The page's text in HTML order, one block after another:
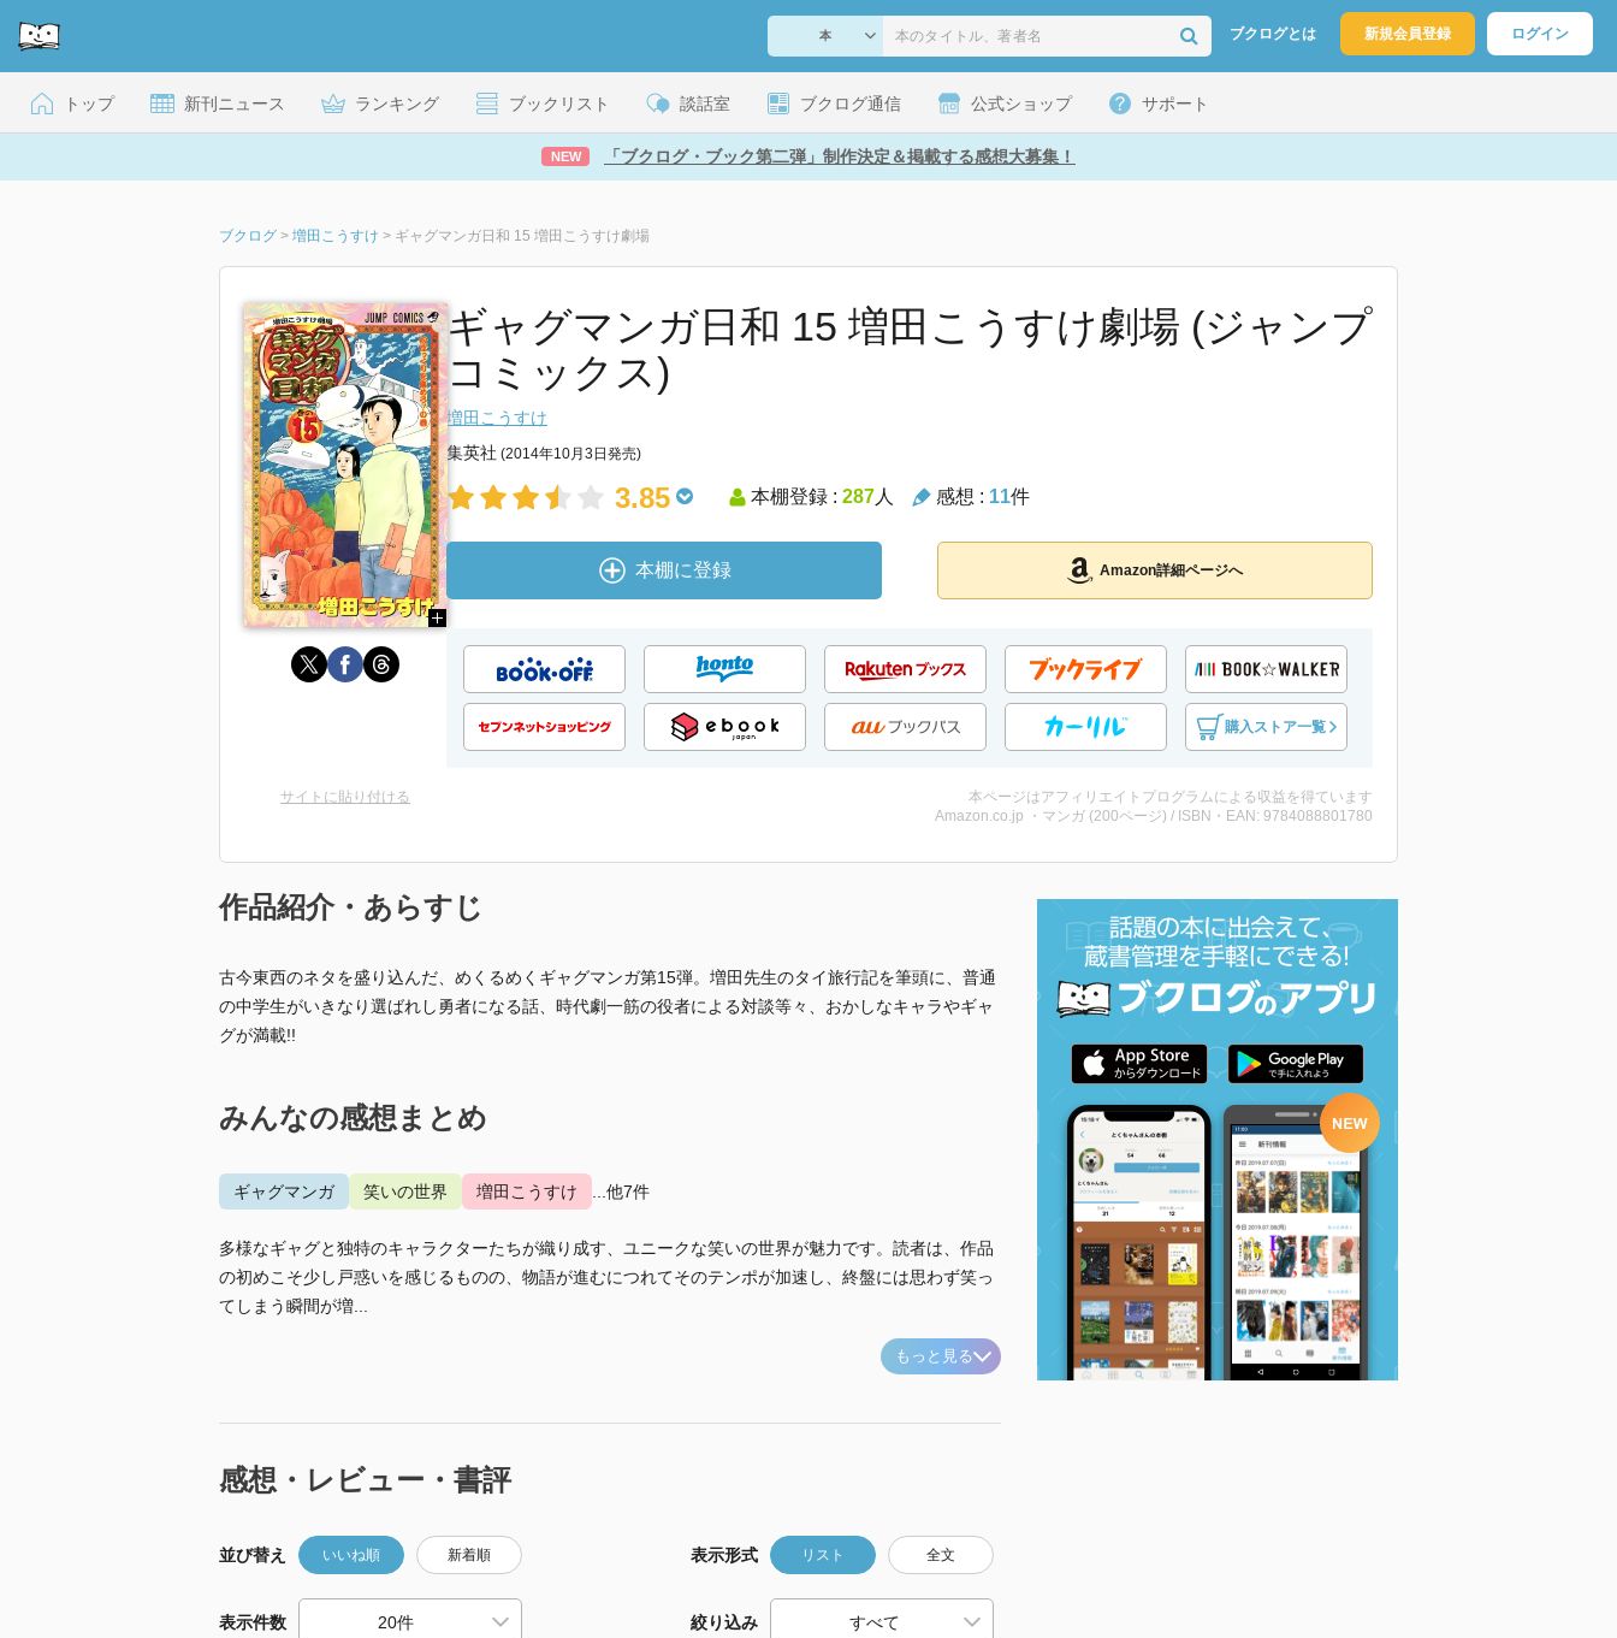
ブクログとは 新規会員登録 ログイン
トップ 新刊ニュース ランキング ブックリスト 談話室 ブクログ通信 公式ショップ サポート
NEW 「ブクログ・ブック第二弾」制作決定＆掲載する感想大募集！
ブクログ > 増田こうすけ > ギャグマンガ日和 15 増田こうすけ劇場
ギャグマンガ日和 15 増田こうすけ劇場 (ジャンプ
コミックス)
増田こうすけ
集英社 (2014年10月3日発売)
3.85 本棚登録 : 287人 感想 : 11件
本棚に登録 Amazon詳細ページへ
購入ストア一覧
サイトに貼り付ける
本ページはアフィリエイトプログラムによる収益を得ています
Amazon.co.jp ・マンガ (200ページ) / ISBN・EAN: 9784088801780
作品紹介・あらすじ
古今東西のネタを盛り込んだ、めくるめくギャグマンガ第15弾。増田先生のタイ旅行記を筆頭に、普通
の中学生がいきなり選ばれし勇者になる話、時代劇一筋の役者による対談等々、おかしなキャラやギャ
グが満載!!
みんなの感想まとめ
ギャグマンガ 笑いの世界 増田こうすけ ...他7件
多様なギャグと独特のキャラクターたちが織り成す、ユニークな笑いの世界が魅力です。読者は、作品
の初めこそ少し戸惑いを感じるものの、物語が進むにつれてそのテンポが加速し、終盤には思わず笑っ
てしまう瞬間が増...
もっと見る
感想・レビュー・書評
並び替え いいね順 新着順 表示形式 リスト 全文
表示件数 絞り込み